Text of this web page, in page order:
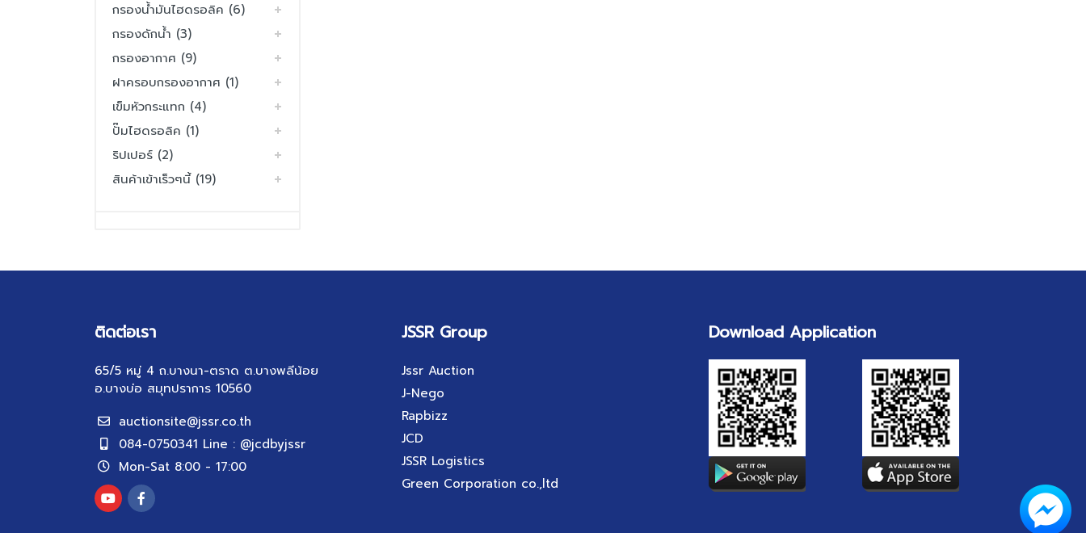
กรองน้ำมันไฮดรอลิค (6)
กรองดักน้ำ (3)
กรองอากาศ (9)
ฝาครอบกรองอากาศ (1)
เข็มหัวกระแทก (4)
ปั๊มไฮดรอลิค (1)
ริปเปอร์ (2)
สินค้าเข้าเร็วๆนี้ (19)
ติดต่อเรา
65/5 หมู่ 4 ถ.บางนา-ตราด ต.บางพลีน้อย
อ.บางบ่อ สมุทปราการ 10560
auctionsite@jssr.co.th
084-0750341 Line : @jcdbyjssr
Mon-Sat 8:00 - 17:00
JSSR Group
Jssr Auction
J-Nego
Rapbizz
JCD
JSSR Logistics
Green Corporation co.,ltd
Download Application